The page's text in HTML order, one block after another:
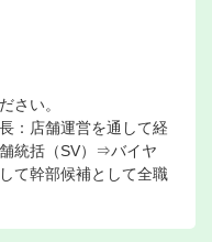
さい。
：店舗運営を通して経
統括（SV）⇒バイヤ
て幹部候補として全職